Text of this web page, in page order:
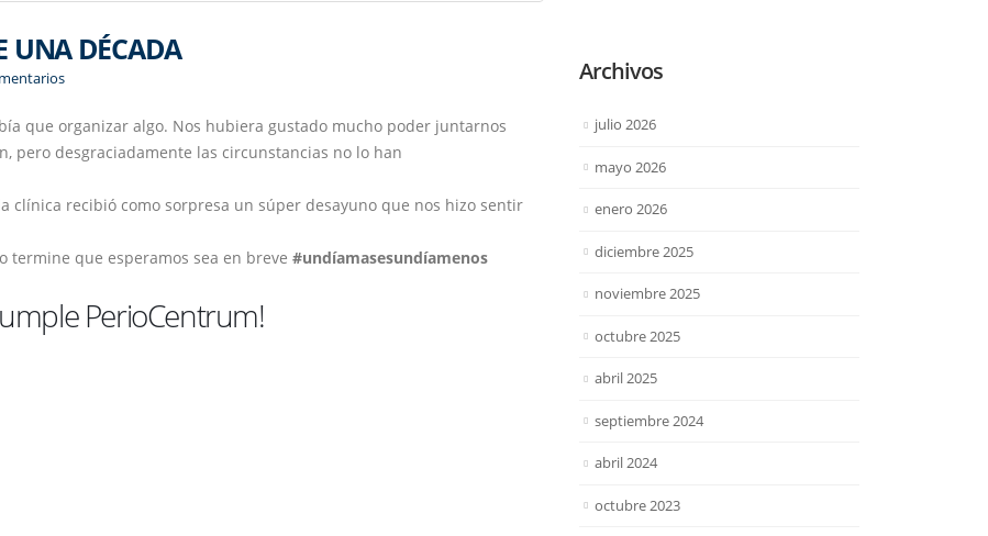
UNA DÉCADA
que organizar algo. Nos hubiera gustado mucho poder juntarnos
pero desgraciadamente las circunstancias no lo han
clínica recibió como sorpresa un súper desayuno que nos hizo sentir
termine que esperamos sea en breve #undíamasesundíamenos
PerioCentrum!
Archivos
julio 2026
mayo 2026
enero 2026
diciembre 2025
noviembre 2025
octubre 2025
abril 2025
septiembre 2024
abril 2024
octubre 2023